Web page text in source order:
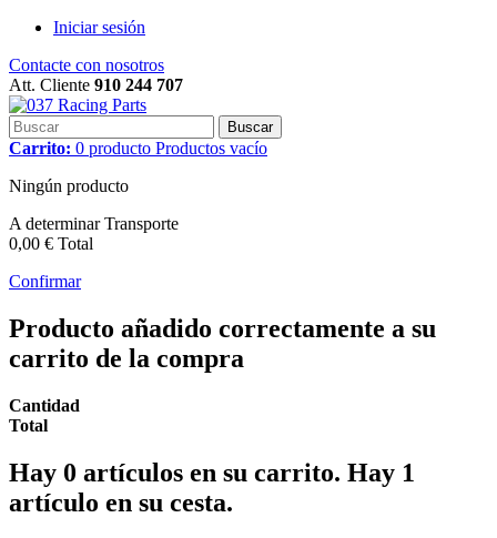
Iniciar sesión
Contacte con nosotros
Att. Cliente 910 244 707
Buscar
Carrito: 0 producto Productos vacío
Ningún producto
A determinarTransporte
0,00 € Total
Confirmar
Producto añadido correctamente a su
carrito de la compra
Cantidad
Total
Hay 0 artículos en su carrito. Hay 1
artículo en su cesta.